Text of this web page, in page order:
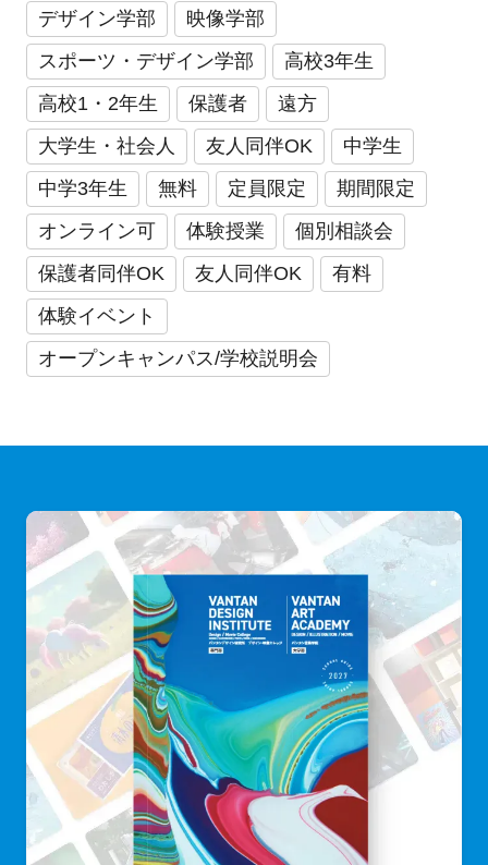
デザイン学部
映像学部
スポーツ・デザイン学部
高校3年生
高校1・2年生
保護者
遠方
大学生・社会人
友人同伴OK
中学生
中学3年生
無料 定員限定
期間限定
オンライン可
体験授業
個別相談会
保護者同伴OK
友人同伴OK
有料
体験イベント
オープンキャンパス/学校説明会